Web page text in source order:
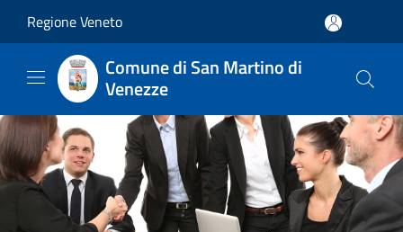
Regione Veneto
Comune di San Martino di
Venezze